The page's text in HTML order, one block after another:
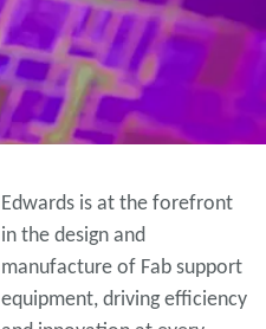
Edwards is at the forefront
in the design and
manufacture of Fab support
equipment, driving efficiency